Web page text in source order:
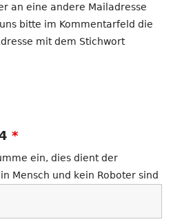
an eine andere Mailadresse
bitte im Kommentarfeld die
mit dem Stichwort
*
ein, dies dient der
Mensch und kein Roboter sind